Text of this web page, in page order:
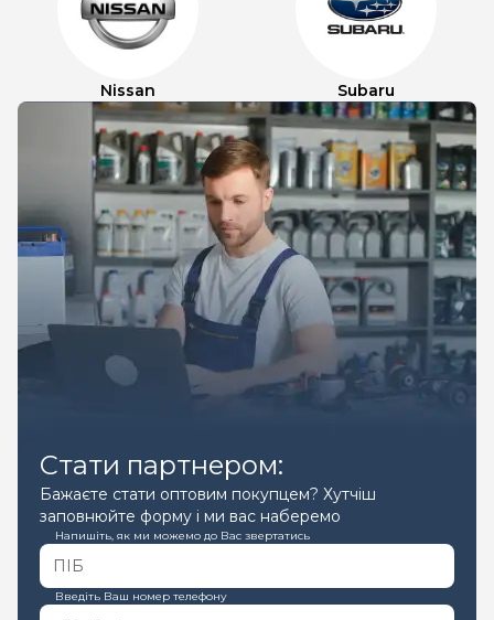
Nissan Subaru
Стати партнером:
Бажаєте стати оптовим покупцем? Хутчіш
заповнюйте форму і ми вас наберемо
Напишіть, як ми можемо до Вас звертатись
Введіть Ваш номер телефону